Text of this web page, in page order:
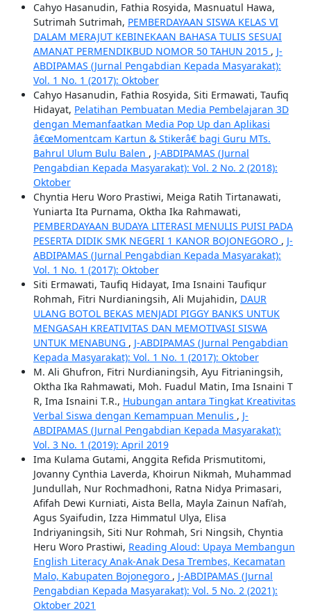
Cahyo Hasanudin, Fathia Rosyida, Masnuatul Hawa,
Sutrimah Sutrimah, PEMBERDAYAAN SISWA KELAS VI
DALAM MERAJUT KEBINEKAAN BAHASA TULIS SESUAI
AMANAT PERMENDIKBUD NOMOR 50 TAHUN 2015 , J-
ABDIPAMAS (Jurnal Pengabdian Kepada Masyarakat):
Vol. 1 No. 1 (2017): Oktober
Cahyo Hasanudin, Fathia Rosyida, Siti Ermawati, Taufiq
Hidayat, Pelatihan Pembuatan Media Pembelajaran 3D
dengan Memanfaatkan Media Pop Up dan Aplikasi
â€œMomentcam Kartun & Stikerâ€ bagi Guru MTs.
Bahrul Ulum Bulu Balen , J-ABDIPAMAS (Jurnal
Pengabdian Kepada Masyarakat): Vol. 2 No. 2 (2018):
Oktober
Chyntia Heru Woro Prastiwi, Meiga Ratih Tirtanawati,
Yuniarta Ita Purnama, Oktha Ika Rahmawati,
PEMBERDAYAAN BUDAYA LITERASI MENULIS PUISI PADA
PESERTA DIDIK SMK NEGERI 1 KANOR BOJONEGORO , J-
ABDIPAMAS (Jurnal Pengabdian Kepada Masyarakat):
Vol. 1 No. 1 (2017): Oktober
Siti Ermawati, Taufiq Hidayat, Ima Isnaini Taufiqur
Rohmah, Fitri Nurdianingsih, Ali Mujahidin, DAUR
ULANG BOTOL BEKAS MENJADI PIGGY BANKS UNTUK
MENGASAH KREATIVITAS DAN MEMOTIVASI SISWA
UNTUK MENABUNG , J-ABDIPAMAS (Jurnal Pengabdian
Kepada Masyarakat): Vol. 1 No. 1 (2017): Oktober
M. Ali Ghufron, Fitri Nurdianingsih, Ayu Fitrianingsih,
Oktha Ika Rahmawati, Moh. Fuadul Matin, Ima Isnaini T
R, Ima Isnaini T.R., Hubungan antara Tingkat Kreativitas
Verbal Siswa dengan Kemampuan Menulis , J-
ABDIPAMAS (Jurnal Pengabdian Kepada Masyarakat):
Vol. 3 No. 1 (2019): April 2019
Ima Kulama Gutami, Anggita Refida Prismutitomi,
Jovanny Cynthia Laverda, Khoirun Nikmah, Muhammad
Jundullah, Nur Rochmadhoni, Ratna Nidya Primasari,
Afifah Dewi Kurniati, Aista Bella, Mayla Zainun Nafi'ah,
Agus Syaifudin, Izza Himmatul Ulya, Elisa
Indriyaningsih, Siti Nur Rohmah, Sri Ningsih, Chyntia
Heru Woro Prastiwi, Reading Aloud: Upaya Membangun
English Literacy Anak-Anak Desa Trembes, Kecamatan
Malo, Kabupaten Bojonegoro , J-ABDIPAMAS (Jurnal
Pengabdian Kepada Masyarakat): Vol. 5 No. 2 (2021):
Oktober 2021